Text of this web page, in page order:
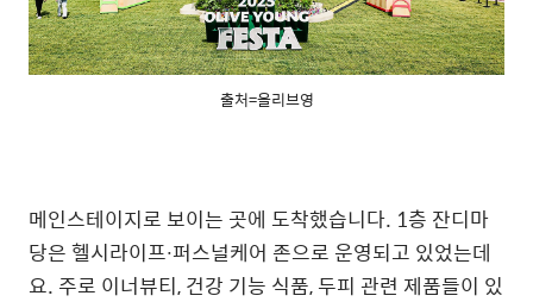
출처=올리브영
메인스테이지로 보이는 곳에 도착했습니다. 1층 잔디마
당은 헬시라이프∙퍼스널케어 존으로 운영되고 있었는데
요. 주로 이너뷰티, 건강 기능 식품, 두피 관련 제품들이 있